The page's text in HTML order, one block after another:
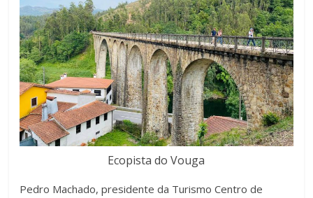
Ecopista do Vouga
Pedro Machado, presidente da Turismo Centro de